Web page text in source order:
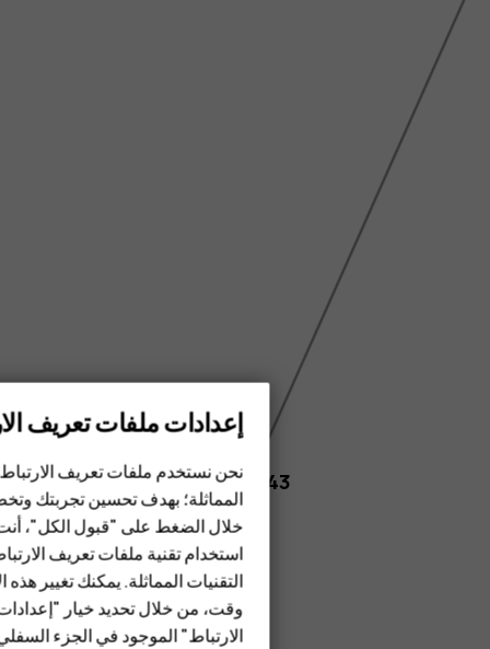
الهواتف الذكية
الهواتف المميزة
6.43 inch
إعدادات ملفات تعريف
نحن نستخدم ملفات تعريف
المماثلة؛ بهدف تحسين تجربتك
خلال الضغط على "قبول الكل"،
استخدام تقنية ملفات تعريف
التقنيات المماثلة. يمكنك تغيير
وقت، من خلال تحديد خيار
الارتباط" الموجود في الجزء